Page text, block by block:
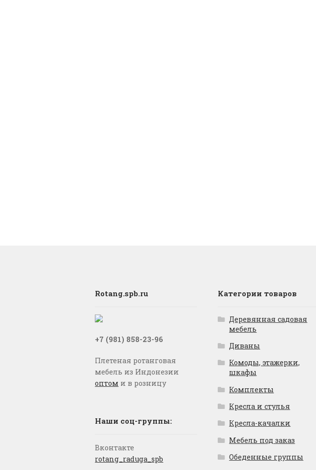
Rotang.spb.ru
+7 (981) 858-23-96
Плетеная ротанговая
мебель из Индонезии
оптом и в розницу
Наши соц-группы:
Вконтакте
rotang_raduga_spb
Категории товаров
Деревянная садовая
мебель
Диваны
Комоды, этажерки,
шкафы
Комплекты
Кресла и стулья
Кресла-качалки
Мебель под заказ
Обеденные группы